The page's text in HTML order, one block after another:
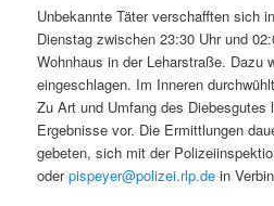
Unbekannte Täter verschafften sich
Dienstag zwischen 23:30 Uhr und
Wohnhaus in der Leharstraße. Dazu
eingeschlagen. Im Inneren
Zu Art und Umfang des Diebesgutes
Ergebnisse vor. Die Ermittlungen
gebeten, sich mit der
oderpispeyer@polizei.rlp.de in